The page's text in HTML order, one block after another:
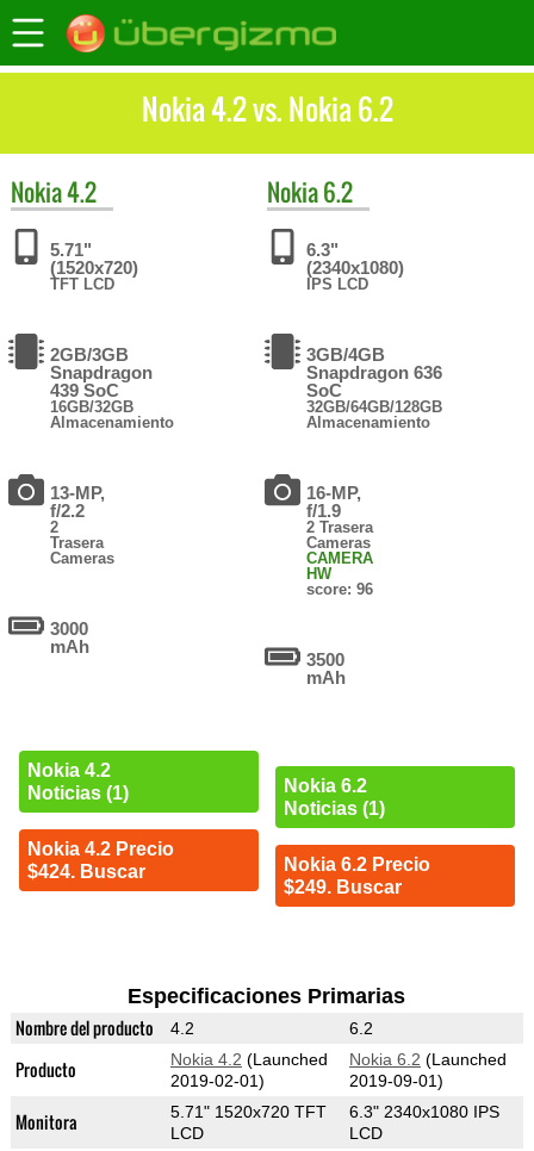
Nokia 4.2 vs. Nokia 6.2
Nokia4.2
5.71"
(1520x720)
TFT LCD
2GB/3GB
Snapdragon
439 SoC
16GB/32GB
Almacenamiento
13-MP,
f/2.2
2
Trasera
Cameras
3000
mAh
Nokia 4.2
Noticias (1)
Nokia 4.2 Precio
$424. Buscar
Nokia6.2
6.3"
(2340x1080)
IPS LCD
3GB/4GB
Snapdragon 636
SoC
32GB/64GB/128GB
Almacenamiento
16-MP,
f/1.9
2 Trasera
Cameras
CAMERA
HW
score: 96
3500
mAh
Nokia 6.2
Noticias (1)
Nokia 6.2 Precio
$249. Buscar
Especificaciones Primarias
Nombre del producto 4.2 6.2
Producto Nokia 4.2 (Launched
2019-02-01)
Nokia 6.2 (Launched
2019-09-01)
Monitora
5.71" 1520x720 TFT
LCD
6.3" 2340x1080 IPS
LCD